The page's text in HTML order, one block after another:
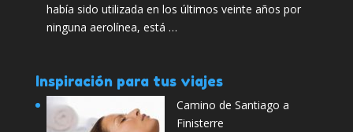
había sido utilizada en los últimos veinte años por
ninguna aerolínea, está …
Inspiración para tus viajes
Camino de Santiago a
Finisterre